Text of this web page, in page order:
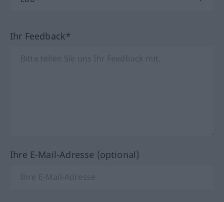
Ihr Feedback*
Ihre E-Mail-Adresse (optional)